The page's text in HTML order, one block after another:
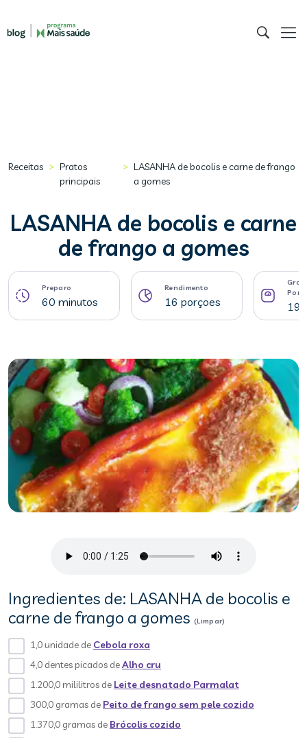
Receitas > Pratos
principais
> LASANHA de bocolis e carne de frango
a gomes
LASANHA de bocolis e carne
de frango a gomes
Preparo
60 minutos
Rendimento
16 porçoes
Ingredientes de: LASANHA de bocolis e
carne de frango a gomes (Limpar)
1,0 unidade de Cebola roxa
4,0 dentes picados deAlho cru
1.200,0 mililitros de Leite desnatado Parmalat
300,0 gramas de Peito de frango sem pele cozido
1.370,0 gramas de Brócolis cozido